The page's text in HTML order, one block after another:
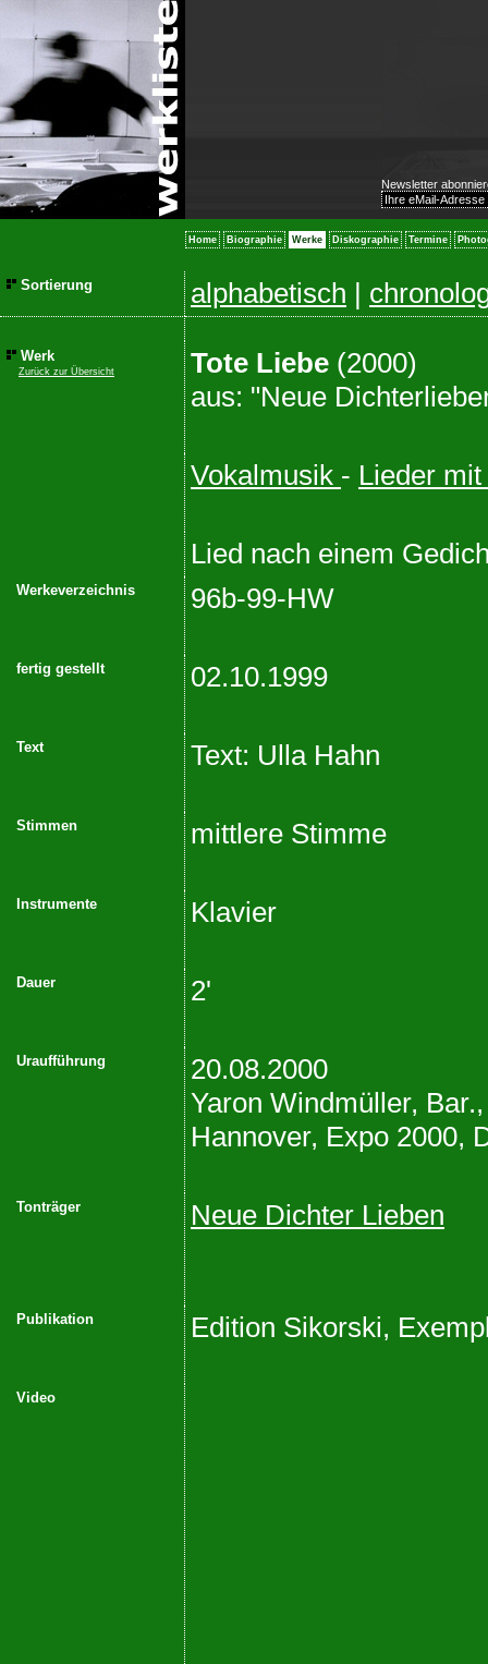
Newsletter
Home Biographie Werke Diskographie Termine
Sortierung alphabetisch |
Werk
Zurück zur Übersicht Tote Liebe (2000)
aus: "Neue
Vokalmusik - Lieder
Lied nach einem
Werkeverzeichnis 96b-99-HW
fertig gestellt 02.10.1999
Text Text: Ulla Hahn
Stimmen mittlere Stimme
Instrumente Klavier
Dauer 2'
Uraufführung
20.08.2000
Yaron Windmüller,
Hannover, Expo 2000,
Tonträger Neue Dichter Lieben
Publikation Edition Sikorski,
Video